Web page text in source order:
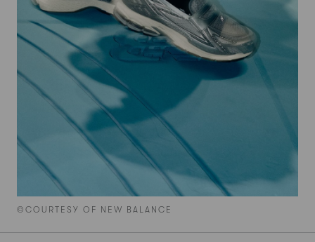
©COURTESY OF NEW BALANCE